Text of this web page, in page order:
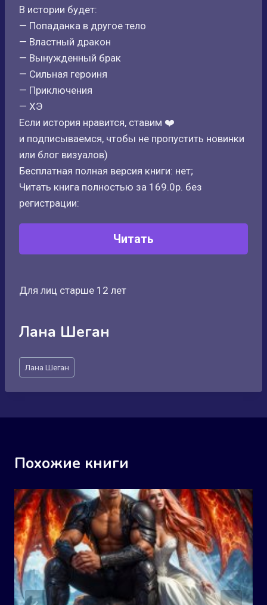
В истории будет:
— Попаданка в другое тело
— Властный дракон
— Вынужденный брак
— Сильная героиня
— Приключения
— ХЭ
Если история нравится, ставим ❤️
и подписываемся, чтобы не пропустить новинки
или блог визуалов)
Бесплатная полная версия книги: нет;
Читать книга полностью за 169.0р. без
регистрации:
Читать
Для лиц старше 12 лет
Лана Шеган
Метки
записи:
Лана Шеган
Похожие книги